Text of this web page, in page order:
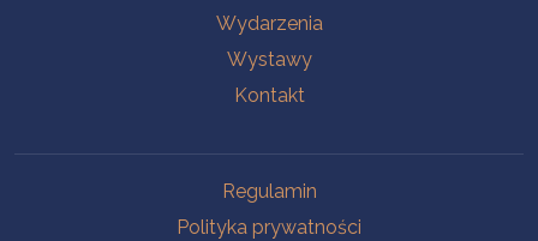
Wydarzenia
Wystawy
Kontakt
Regulamin
Polityka prywatności